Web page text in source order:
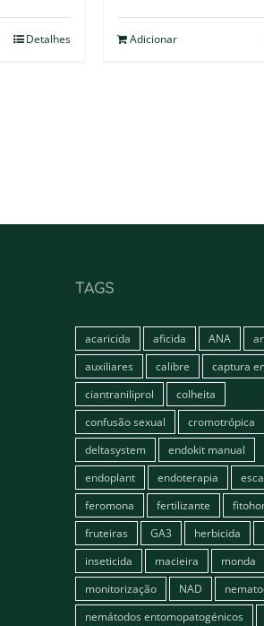
Detalhes Adicionar
TAGS
acaricida aficida ANA
auxiliares
calibre
captura
ciantraniliprol
colheita
confusão sexual
cromotrópica
deltasystem
endokit manual
endoplant
endoterapia
feromona
fertilizante
fruteiras
GA3 herbicida
inseticida
macieira
monda
monitorização
NAD
nemátodos entomopatogénicos